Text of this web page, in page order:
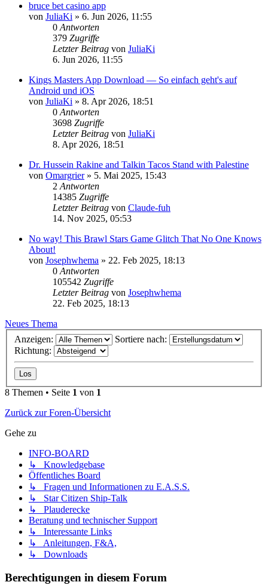
bruce bet casino app
von JuliaKi » 6. Jun 2026, 11:55
0Antworten
379 Zugriffe
Letzter Beitrag von JuliaKi
6. Jun 2026, 11:55
Kings Masters App Download — So einfach geht's auf
Android und iOS
von JuliaKi » 8. Apr 2026, 18:51
0Antworten
3698 Zugriffe
Letzter Beitrag von JuliaKi
8. Apr 2026, 18:51
Dr. Hussein Rakine and Talkin Tacos Stand with Palestine
von Omargrier» 5. Mai 2025, 15:43
2Antworten
14385 Zugriffe
Letzter Beitrag von Claude-fuh
14. Nov 2025, 05:53
No way! This Brawl Stars Game Glitch That No One Knows
About!
von Josephwhema » 22. Feb 2025, 18:13
0Antworten
105542 Zugriffe
Letzter Beitrag von Josephwhema
22. Feb 2025, 18:13
Neues Thema
Anzeigen:
Sortiere nach:
Richtung:
8 Themen • Seite 1 von 1
Zurück zur Foren-Übersicht
Gehe zu
INFO-BOARD
↳ Knowledgebase
Öffentliches Board
↳ Fragen und Informationen zu E.A.S.S.
↳ Star Citizen Ship-Talk
↳ Plauderecke
Beratung und technischer Support
↳ Interessante Links
↳ Anleitungen, F&A,
↳ Downloads
Berechtigungen in diesem Forum